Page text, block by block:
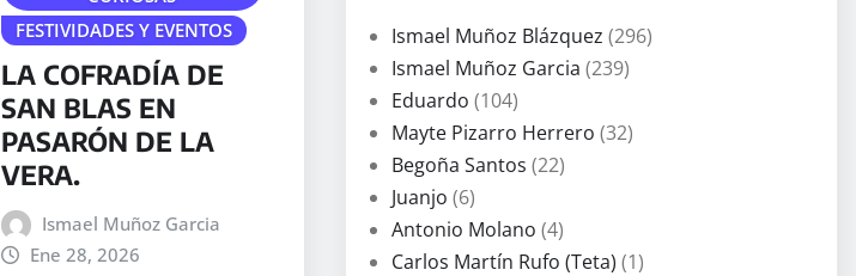
r
a
a
m
FESTIVIDADES Y EVENTOS
LA COFRADÍA DE
SAN BLAS EN
PASARÓN DE LA
VERA.
Ismael Muñoz Garcia
Ene 28, 2026
Ismael Muñoz Blázquez (296)
Ismael Muñoz Garcia (239)
Eduardo (104)
Mayte Pizarro Herrero (32)
Begoña Santos (22)
Juanjo (6)
Antonio Molano (4)
Carlos Martín Rufo (Teta) (1)